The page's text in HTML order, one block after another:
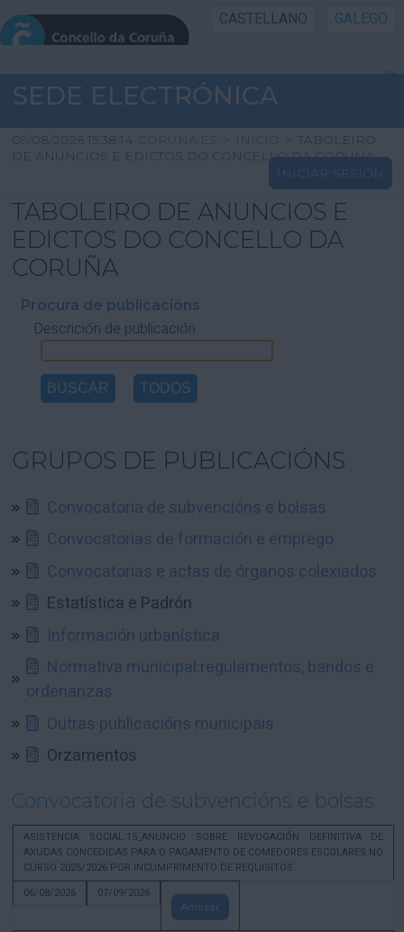
CASTELLANO GALEGO
INICIO SEDE
INICIO
INFORMACIÓN PÚBLICA
CARTAFOL CIDADÁN
AXUDA
SEDE ELECTRÓNICA
09/08/2026 15:38:14 CORUNA.ES > INICIO > TABOLEIRO
DE ANUNCIOS E EDICTOS DO CONCELLO DA CORUÑA
INICIAR SESIÓN
TABOLEIRO DE ANUNCIOS E
EDICTOS DO CONCELLO DA
CORUÑA
Procura de publicacións
Descrición de publicación
GRUPOS DE PUBLICACIÓNS
Convocatoria de subvencións e bolsas
Convocatorias de formación e emprego
Convocatorias e actas de órganos colexiados
Estatística e Padrón
Información urbanística
Normativa municipal:regulamentos, bandos e
ordenanzas
Outras publicacións municipais
Orzamentos
Convocatoria de subvencións e bolsas
ASISTENCIA SOCIAL.15_ANUNCIO SOBRE REVOGACIÓN DEFINITIVA DE
AXUDAS CONCEDIDAS PARA O PAGAMENTO DE COMEDORES ESCOLARES NO
CURSO 2025/2026 POR INCUMPRIMENTO DE REQUISITOS
06/08/2026
07/09/2026
Amosar